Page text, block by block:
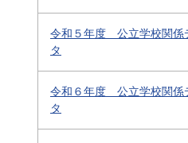
令和５年度 公立学校関係
タ
令和６年度 公立学校関係
タ